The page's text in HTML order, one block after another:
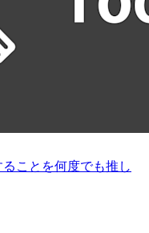
ことを何度でも推し